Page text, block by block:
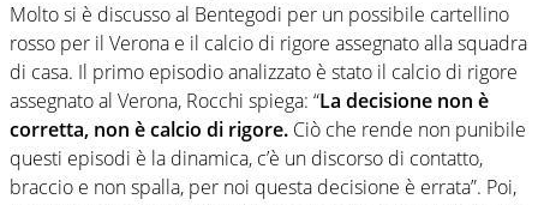
Molto si è discusso al Bentegodi per un possibile cartellino
rosso per il Verona e il calcio di rigore assegnato alla squadra
di casa. Il primo episodio analizzato è stato il calcio di rigore
assegnato al Verona, Rocchi spiega: “La decisione non è
corretta, non è calcio di rigore. Ciò che rende non punibile
questi episodi è la dinamica, c’è un discorso di contatto,
braccio e non spalla, per noi questa decisione è errata”. Poi,